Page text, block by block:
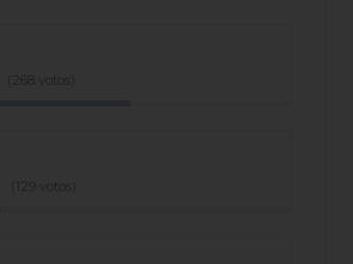
(268 votos)
(129 votos)